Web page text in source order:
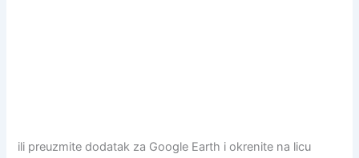
ili preuzmite dodatak za Google Earth i okrenite na licu